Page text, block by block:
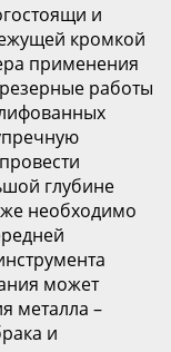
и
кромкой
применения
работы
глубине
необходимо
может
металла –
и